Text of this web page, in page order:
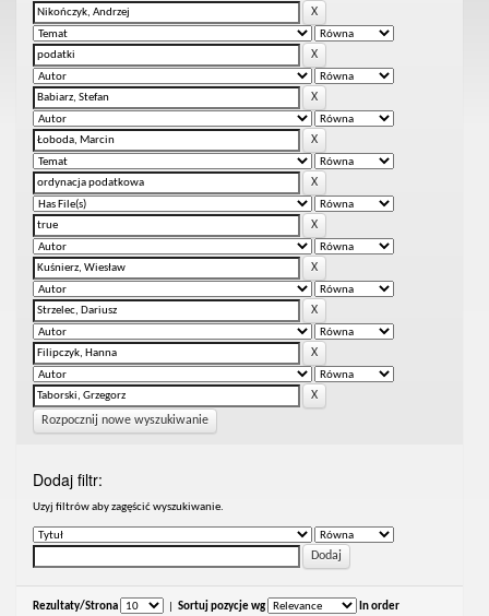
Rozpocznij nowe wyszukiwanie
Dodaj filtr:
Uzyj filtrów aby zagęścić wyszukiwanie.
Rezultaty/Strona Sortuj pozycje wg In order